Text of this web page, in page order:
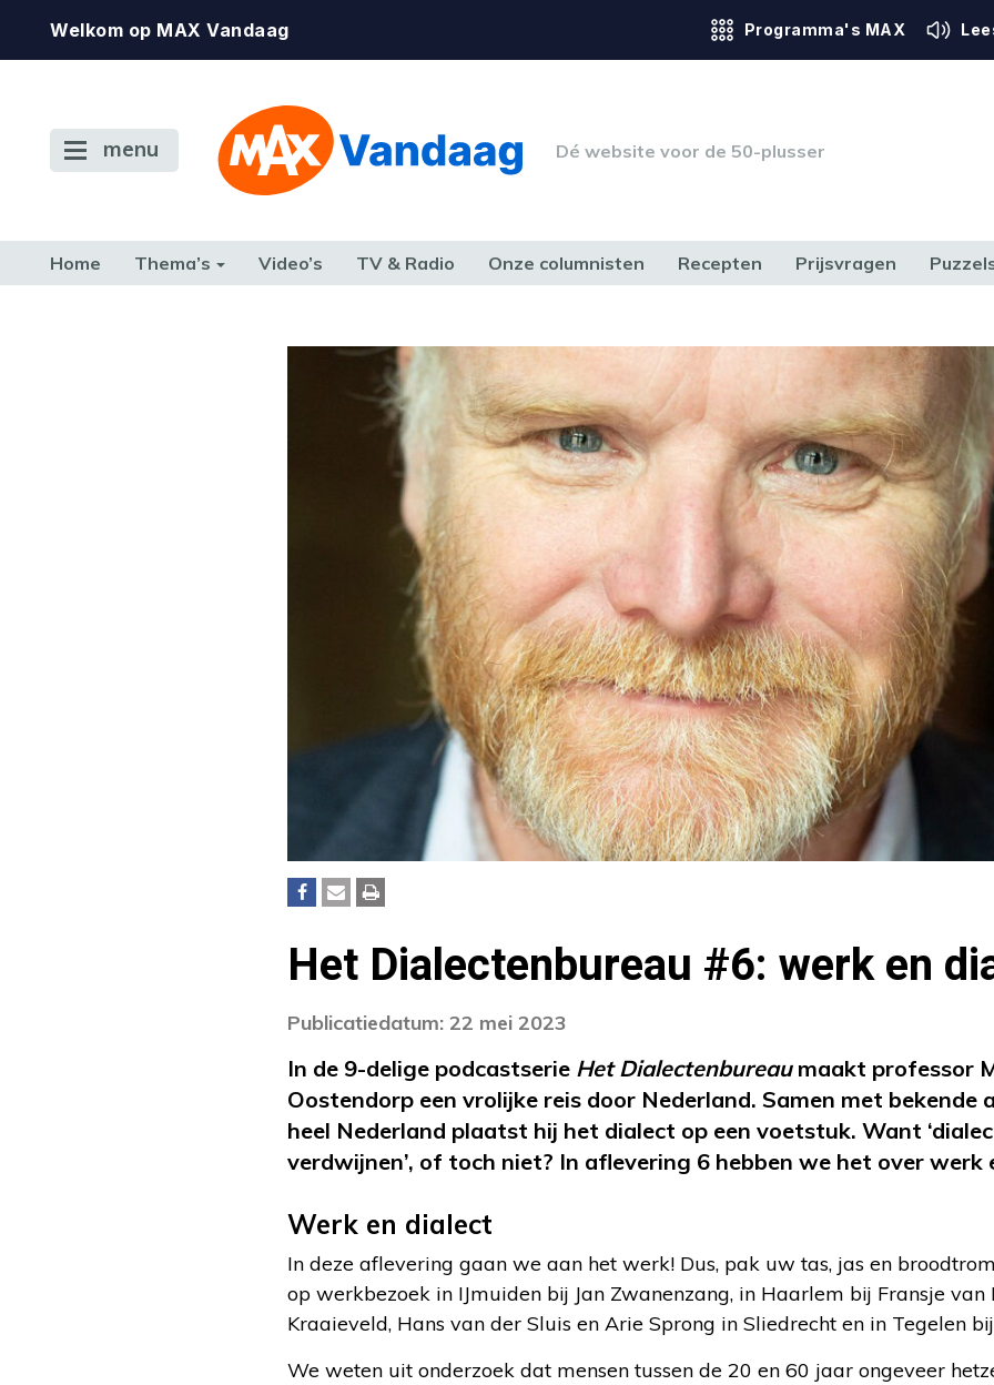
Welkom op MAX Vandaag Programma's MAX
menu Dé website voor de 50-plusser
Home Thema’s Video’s TV & Radio Onze columnisten Recepten Prijsvragen
Het Dialectenbureau #6: werk en
Publicatiedatum: 22 mei 2023
In de 9-delige podcastserie Het Dialectenbureaumaakt professor
Oostendorp een vrolijke reis door Nederland. Samen met bekende
heel Nederland plaatst hij het dialect op een voetstuk. Want
verdwijnen’, of toch niet? In aflevering 6 hebben we het over werk
Werk en dialect
In deze aflevering gaan we aan het werk! Dus, pak uw tas, jas en
op werkbezoek in IJmuiden bij Jan Zwanenzang, in Haarlem bij Fransje van
Kraaieveld, Hans van der Sluis en Arie Sprong in Sliedrecht en in Tegelen
We weten uit onderzoek dat mensen tussen de 20 en 60 jaar ongeveer